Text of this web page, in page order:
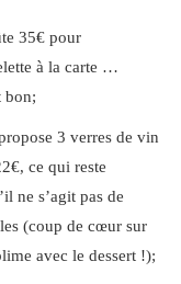
35€ pour
à la carte …
bon;
3 verres de vin
ce qui reste
ne s’agit pas de
(coup de cœur sur
avec le dessert !);